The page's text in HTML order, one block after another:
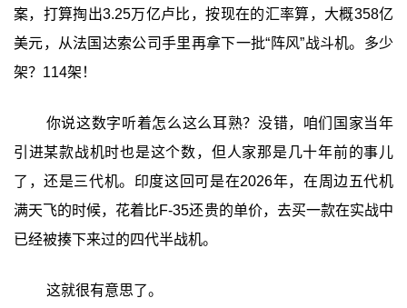
案，打算掏出3.25万亿卢比，按现在的汇率算，大概358亿
美元，从法国达索公司手里再拿下一批“阵风”战斗机。多少
架？114架！
你说这数字听着怎么这么耳熟？没错，咱们国家当年
引进某款战机时也是这个数，但人家那是几十年前的事儿
了，还是三代机。印度这回可是在2026年，在周边五代机
满天飞的时候，花着比F-35还贵的单价，去买一款在实战中
已经被揍下来过的四代半战机。
这就很有意思了。